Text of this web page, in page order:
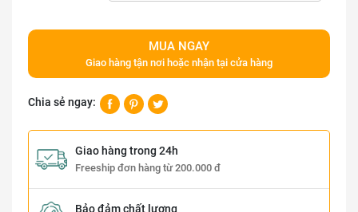
MUA NGAY
Giao hàng tận nơi hoặc nhận tại cửa hàng
Chia sẻ ngay:
Giao hàng trong 24h
Freeship đơn hàng từ 200.000 đ
Bảo đảm chất lượng